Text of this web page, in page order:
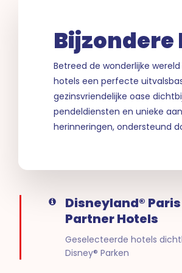
Bijzondere
Betreed de wonderlijke
hotels een perfecte
gezinsvriendelijke oase
pendeldiensten en unieke
herinneringen, ondersteund
Disneyland® Paris
Partner Hotels
Geselecteerde hotels
Disney® Parken